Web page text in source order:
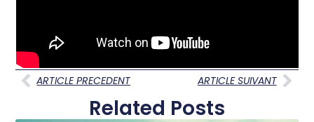
ARTICLE PRECEDENT ARTICLE SUIVANT
Related Posts